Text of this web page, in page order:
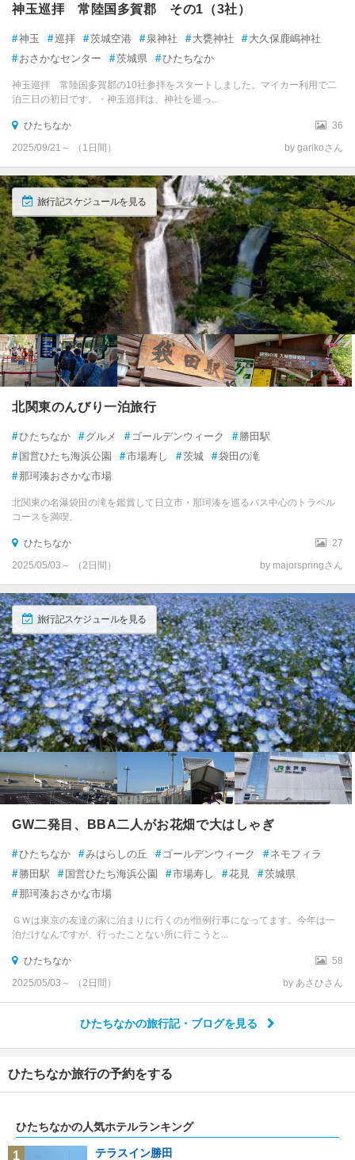
神玉巡拝 常陸国多賀郡 その1（3社）
#神玉 #巡拝 #茨城空港 # 泉神社 # 大甕神社 # 大久保鹿嶋神社
# おさかなセンター #茨城県 #ひたちなか
神玉巡拝 常陸国多賀郡の10社参拝をスタートしました。マイカー利用で二
泊三日の初日です。・神玉巡拝は、神社を巡っ...
ひたちなか
36
2025/09/21～ （1日間）
by garikoさん
旅行記スケジュールを見る
北関東のんびり一泊旅行
#ひたちなか # グルメ # ゴールデンウィーク # 勝田駅
# 国営ひたち海浜公園 #市場寿し #茨城 #袋田の滝
#那珂湊おさかな市場
北関東の名瀑袋田の滝を鑑賞して日立市・那珂湊を巡るバス中心のトラベル
コースを満喫。
ひたちなか
27
2025/05/03～ （2日間）
by majorspringさん
旅行記スケジュールを見る
GW二発目、BBA二人がお花畑で大はしゃぎ
#ひたちなか #みはらしの丘 # ゴールデンウィーク # ネモフィラ
# 勝田駅 # 国営ひたち海浜公園 #市場寿し #花見 #茨城県
#那珂湊おさかな市場
ＧＷは東京の友達の家に泊まりに行くのが恒例行事になってます。今年は一
泊だけなんですが、行ったことない所に行こうと...
ひたちなか
58
2025/05/03～ （2日間）
by あさひさん
ひたちなかの旅行記・ブログを見る
ひたちなか旅行の予約をする
ひたちなかの人気ホテルランキング
1 テラスイン勝田